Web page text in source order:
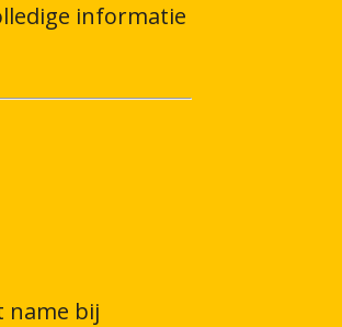
informatie
name bij